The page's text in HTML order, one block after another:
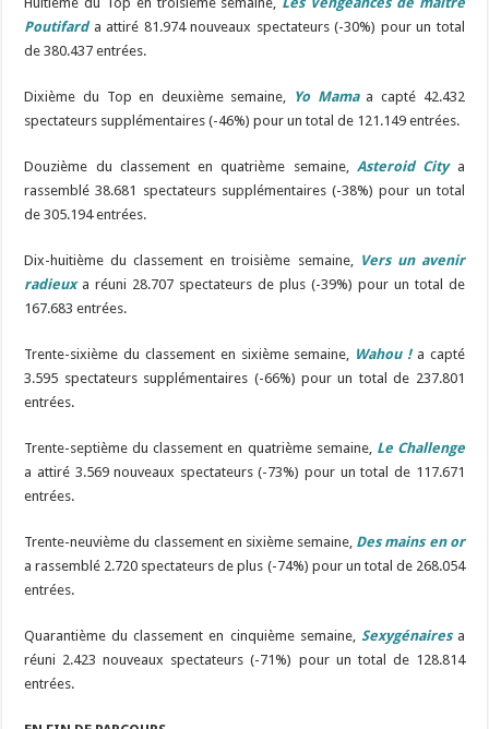
Poutifarda attiré 81.974 nouveaux spectateurs (-30%) pour un total
de 380.437 entrées.
Dixième du Top en deuxième semaine, Yo Mamaa capté 42.432
spectateurs supplémentaires (-46%) pour un total de 121.149 entrées.
Douzième du classement en quatrième semaine,Asteroid Citya
rassemblé 38.681 spectateurs supplémentaires (-38%) pour un total
de 305.194 entrées.
Dix-huitième du classement en troisième semaine,
Vers un avenir
radieuxa réuni 28.707 spectateurs de plus (-39%) pour un total de
167.683 entrées.
Trente-sixième du classement en sixième semaine, Wahou !a capté
3.595 spectateurs supplémentaires (-66%) pour un total de 237.801
entrées.
Trente-septième du classement en quatrième semaine, Le Challenge
a attiré 3.569 nouveaux spectateurs (-73%) pour un total de 117.671
entrées.
Trente-neuvième du classement en sixième semaine, Des mains en or
a rassemblé 2.720 spectateurs de plus (-74%) pour un total de 268.054
entrées.
Quarantième du classement en cinquième semaine, Sexygénairesa
réuni 2.423 nouveaux spectateurs (-71%) pour un total de 128.814
entrées.